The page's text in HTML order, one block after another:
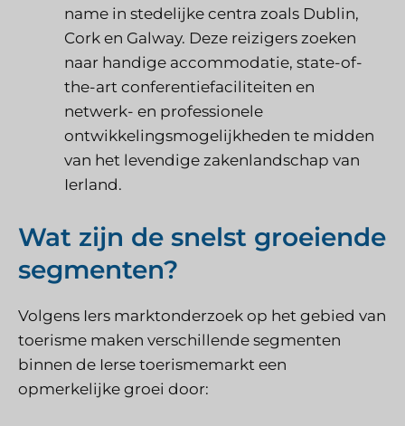
name in stedelijke centra zoals Dublin,
Cork en Galway. Deze reizigers zoeken
naar handige accommodatie, state-of-
the-art conferentiefaciliteiten en
netwerk- en professionele
ontwikkelingsmogelijkheden te midden
van het levendige zakenlandschap van
Ierland.
Wat zijn de snelst groeiende
segmenten?
Volgens Iers marktonderzoek op het gebied van
toerisme maken verschillende segmenten
binnen de Ierse toerismemarkt een
opmerkelijke groei door: